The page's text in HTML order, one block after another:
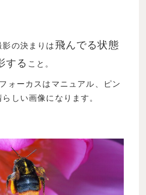
の決まりは 飛んでる状態
する こと。
ォーカスはマニュアル、ピン
らしい画像になります。